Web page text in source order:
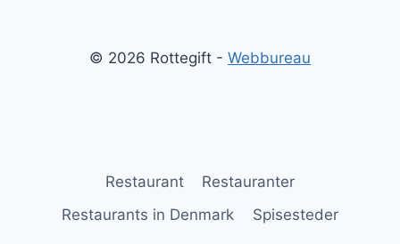
© 2026 Rottegift - Webbureau
Restaurant
Restauranter
Restaurants in Denmark
Spisesteder